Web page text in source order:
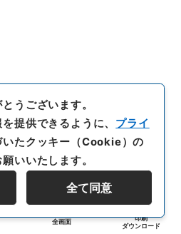
全画面
印刷
ダウンロード
うございます。
提供できるように、 プライ
いたクッキー（Cookie）の
いいたします。
全て同意